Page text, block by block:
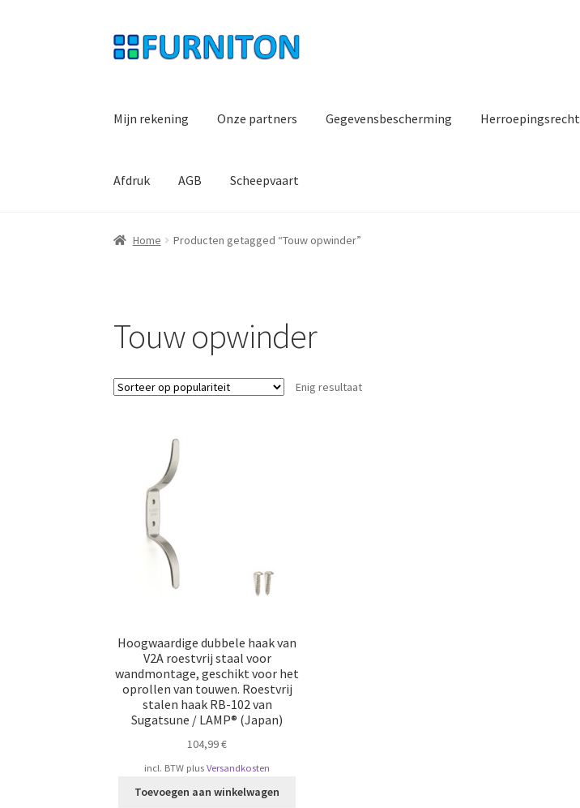
Ga
door
Ga
naar
Mijn rekening Onze partners Gegevensbescherming Herroepingsrecht
Afdruk AGB Scheepvaart
Home Producten getagged “Touw opwinder”
Touw opwinder
Enig resultaat
Hoogwaardige dubbele haak van
V2A roestvrij staal voor
wandmontage, geschikt voor het
oprollen van touwen. Roestvrij
stalen haak RB-102 van
Sugatsune / LAMP® (Japan)
104,99€
incl. BTW plusVersandkosten
Toevoegen aan winkelwagen